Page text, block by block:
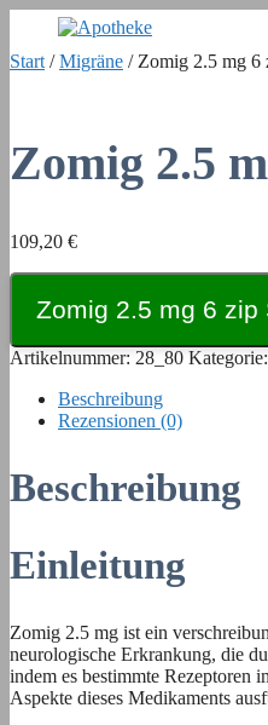
springen
Start /Migräne / Zomig 2.5 mg 6
Zomig 2.5
109,20 €
Zomig 2.5 mg 6 zip
Artikelnummer: 28_80 Kategorie:
Beschreibung
Rezensionen (0)
Beschreibung
Einleitung
Zomig 2.5 mg ist ein
neurologische Erkrankung, die
indem es bestimmte
Aspekte dieses Medikaments